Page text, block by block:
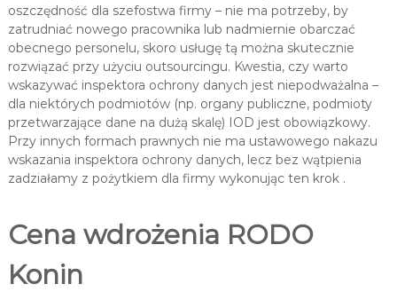
oszczędność dla szefostwa firmy – nie ma potrzeby, by
zatrudniać nowego pracownika lub nadmiernie obarczać
obecnego personelu, skoro usługę tą można skutecznie
rozwiązać przy użyciu outsourcingu. Kwestia, czy warto
wskazywać inspektora ochrony danych jest niepodważalna –
dla niektórych podmiotów (np. organy publiczne, podmioty
przetwarzające dane na dużą skalę) IOD jest obowiązkowy.
Przy innych formach prawnych nie ma ustawowego nakazu
wskazania inspektora ochrony danych, lecz bez wątpienia
zadziałamy z pożytkiem dla firmy wykonując ten krok .
Cena wdrożenia RODO
Konin